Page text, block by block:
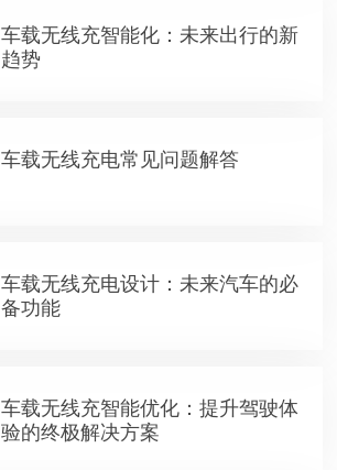
车载无线充智能化：未来出行的新
趋势
车载无线充电常见问题解答
车载无线充电设计：未来汽车的必
备功能
车载无线充智能优化：提升驾驶体
验的终极解决方案